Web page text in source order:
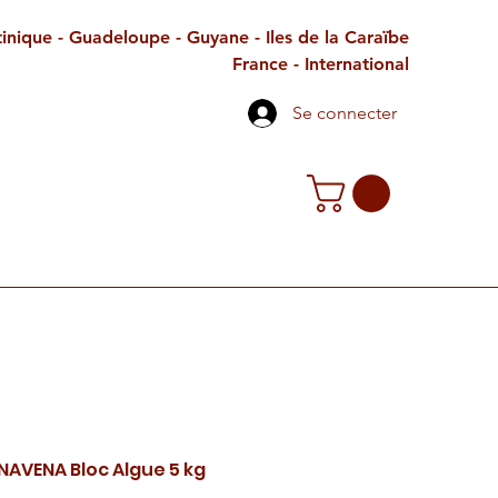
- Guadeloupe - Guyane - Iles de la Caraïbe
France - International
Se connecter
Bloc Algue 5 kg